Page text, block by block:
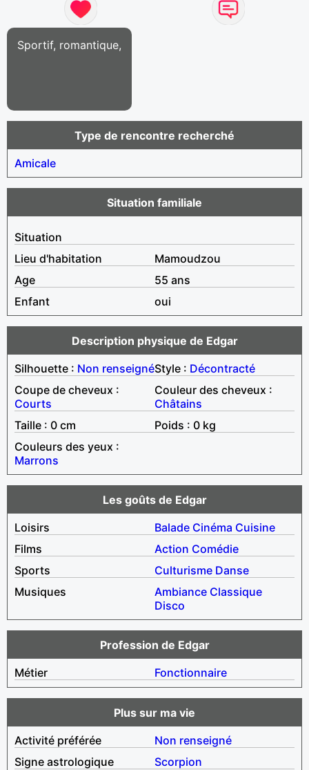
Sportif, romantique,
Type de rencontre recherché
Amicale
Situation familiale
Situation
Lieu d'habitation
Mamoudzou
Age
55 ans
Enfant
oui
Description physique de Edgar
Silhouette : Non renseignéStyle : Décontracté
Coupe de cheveux :
Courts
Couleur des cheveux :
Châtains
Taille : 0 cm
Poids : 0 kg
Couleurs des yeux :
Marrons
Les goûts de Edgar
Loisirs
Balade Cinéma Cuisine
Films
Action Comédie
Sports
Culturisme Danse
Musiques
Ambiance Classique
Disco
Profession de Edgar
Métier
Fonctionnaire
Plus sur ma vie
Activité préférée
Non renseigné
Signe astrologique
Scorpion